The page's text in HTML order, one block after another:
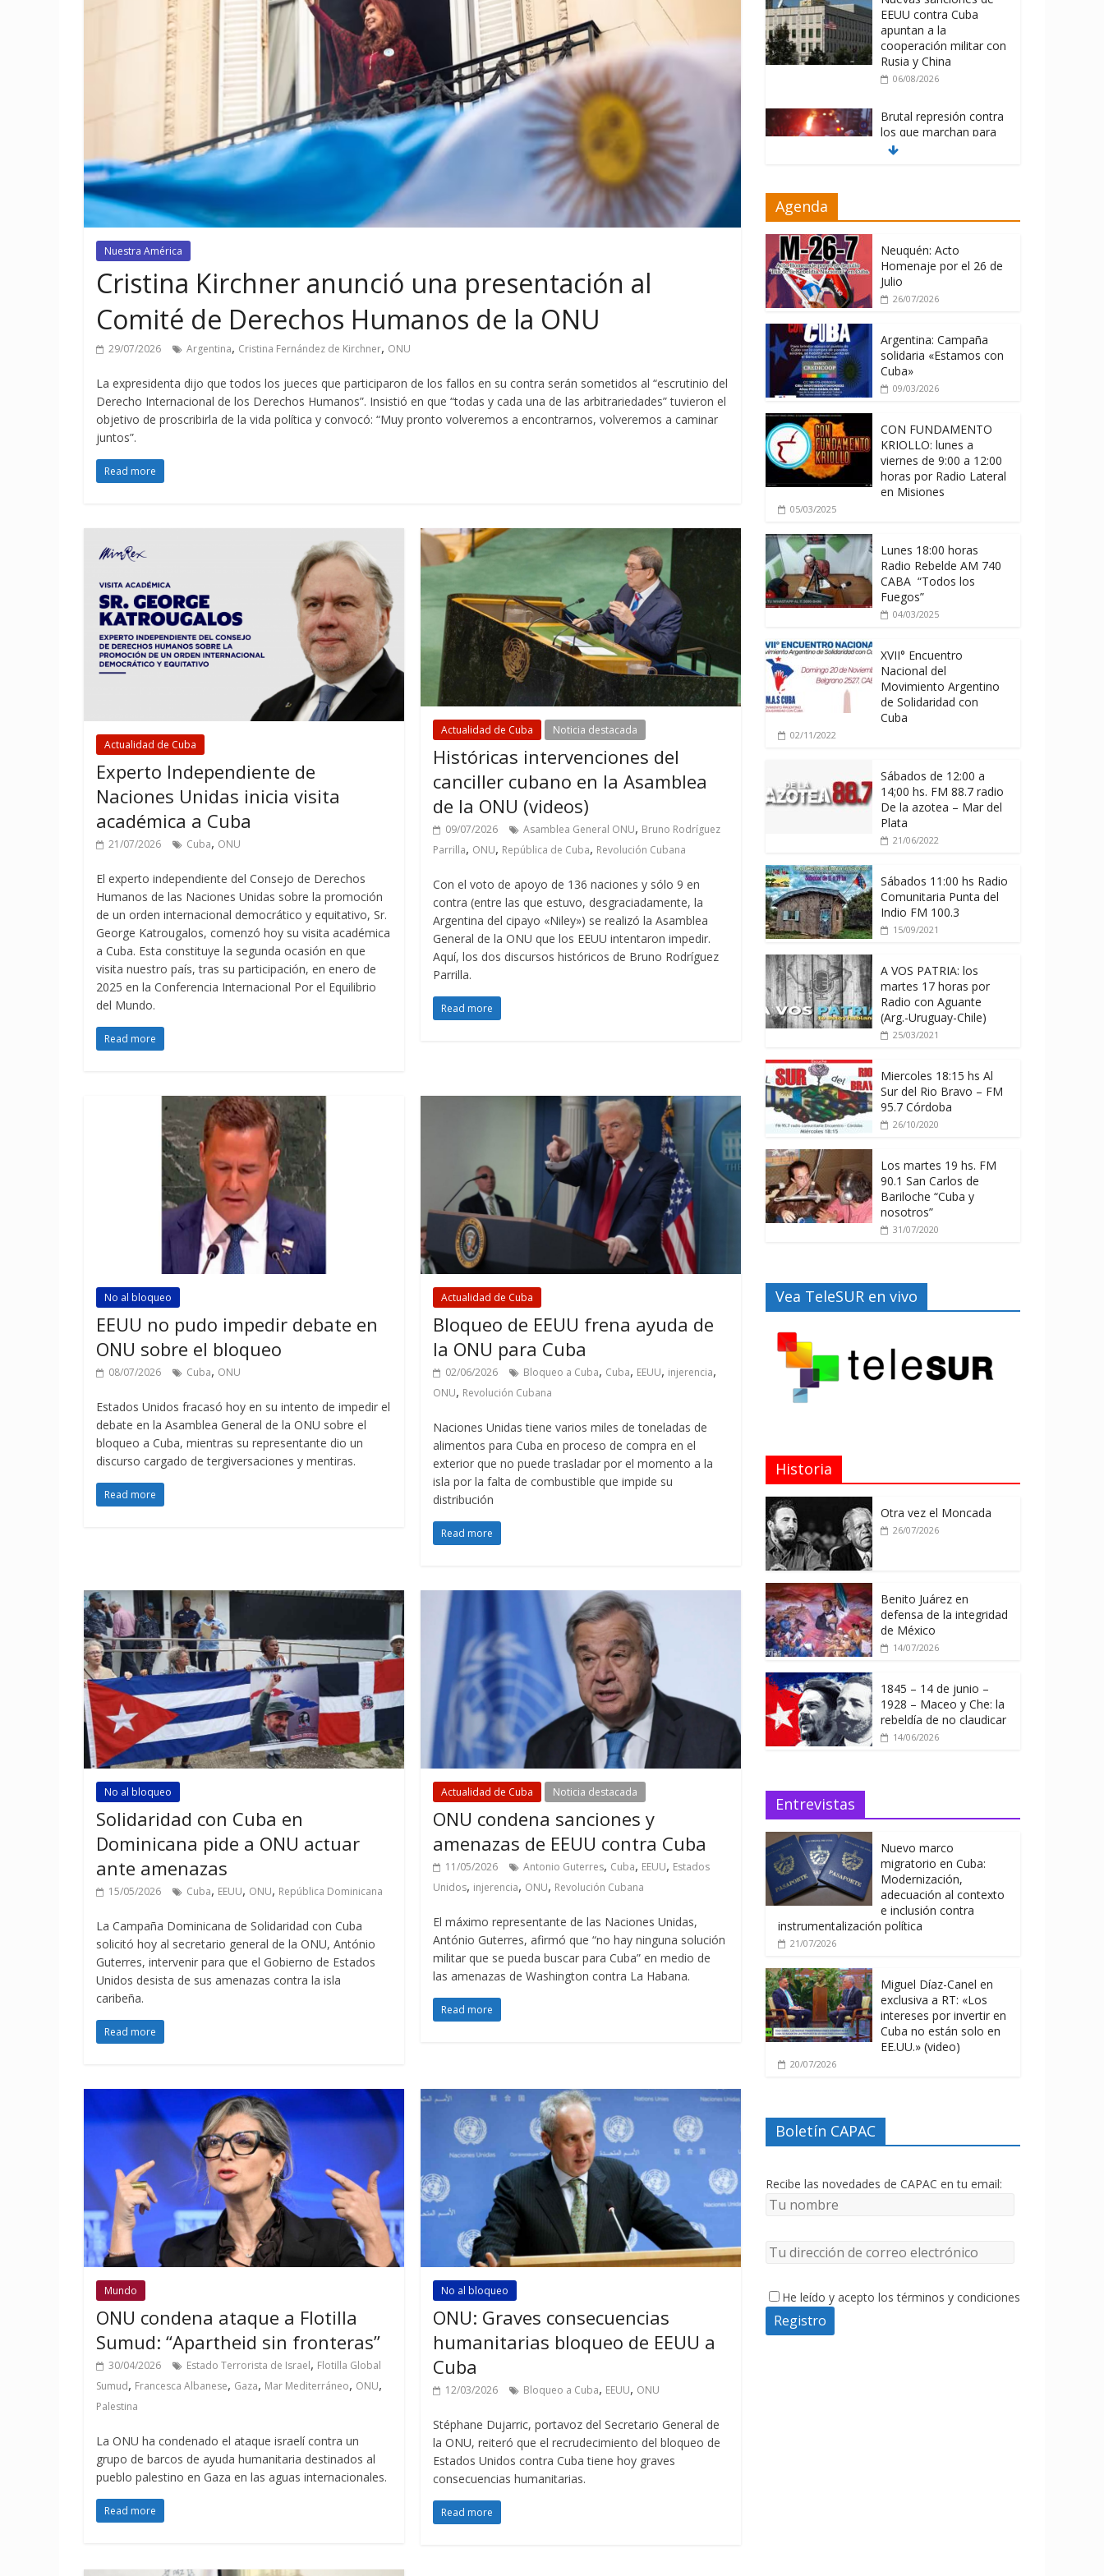
Nuestra América
Cristina Kirchner anunció una presentación al
Comité de Derechos Humanos de la ONU
29/07/2026 Argentina, Cristina Fernández de Kirchner, ONU
La expresidenta dijo que todos los jueces que participaron de los fallos en su contra serán sometidos al “escrutinio del
Derecho Internacional de los Derechos Humanos”. Insistió en que “todas y cada una de las arbitrariedades” tuvieron el
objetivo de proscribirla de la vida política y convocó: “Muy pronto volveremos a encontrarnos, volveremos a caminar
juntos”.
Read more
Actualidad de Cuba
Experto Independiente de
Naciones Unidas inicia visita
académica a Cuba
21/07/2026 Cuba, ONU
El experto independiente del Consejo de Derechos
Humanos de las Naciones Unidas sobre la promoción
de un orden internacional democrático y equitativo, Sr.
George Katrougalos, comenzó hoy su visita académica
a Cuba. Esta constituye la segunda ocasión en que
visita nuestro país, tras su participación, en enero de
2025 en la Conferencia Internacional Por el Equilibrio
del Mundo.
Read more
Actualidad de Cuba Noticia destacada
Históricas intervenciones del
canciller cubano en la Asamblea
de la ONU (videos)
09/07/2026 Asamblea General ONU, Bruno Rodríguez
Parrilla, ONU, República de Cuba, Revolución Cubana
Con el voto de apoyo de 136 naciones y sólo 9 en
contra (entre las que estuvo, desgraciadamente, la
Argentina del cipayo «Niley») se realizó la Asamblea
General de la ONU que los EEUU intentaron impedir.
Aquí, los dos discursos históricos de Bruno Rodríguez
Parrilla.
Read more
No al bloqueo
EEUU no pudo impedir debate en
ONU sobre el bloqueo
08/07/2026 Cuba, ONU
Estados Unidos fracasó hoy en su intento de impedir el
debate en la Asamblea General de la ONU sobre el
bloqueo a Cuba, mientras su representante dio un
discurso cargado de tergiversaciones y mentiras.
Read more
Actualidad de Cuba
Bloqueo de EEUU frena ayuda de
la ONU para Cuba
02/06/2026 Bloqueo a Cuba, Cuba, EEUU, injerencia,
ONU, Revolución Cubana
Naciones Unidas tiene varios miles de toneladas de
alimentos para Cuba en proceso de compra en el
exterior que no puede trasladar por el momento a la
isla por la falta de combustible que impide su
distribución
Read more
No al bloqueo
Solidaridad con Cuba en
Dominicana pide a ONU actuar
ante amenazas
15/05/2026 Cuba, EEUU, ONU, República Dominicana
La Campaña Dominicana de Solidaridad con Cuba
solicitó hoy al secretario general de la ONU, António
Guterres, intervenir para que el Gobierno de Estados
Unidos desista de sus amenazas contra la isla
caribeña.
Read more
Actualidad de Cuba Noticia destacada
ONU condena sanciones y
amenazas de EEUU contra Cuba
11/05/2026 Antonio Guterres, Cuba, EEUU, Estados
Unidos, injerencia, ONU, Revolución Cubana
El máximo representante de las Naciones Unidas,
António Guterres, afirmó que “no hay ninguna solución
militar que se pueda buscar para Cuba” en medio de
las amenazas de Washington contra La Habana.
Read more
Mundo
ONU condena ataque a Flotilla
Sumud: “Apartheid sin fronteras”
30/04/2026 Estado Terrorista de Israel, Flotilla Global
Sumud, Francesca Albanese, Gaza, Mar Mediterráneo, ONU,
Palestina
La ONU ha condenado el ataque israelí contra un
grupo de barcos de ayuda humanitaria destinados al
pueblo palestino en Gaza en las aguas internacionales.
Read more
No al bloqueo
ONU: Graves consecuencias
humanitarias bloqueo de EEUU a
Cuba
12/03/2026 Bloqueo a Cuba, EEUU, ONU
Stéphane Dujarric, portavoz del Secretario General de
la ONU, reiteró que el recrudecimiento del bloqueo de
Estados Unidos contra Cuba tiene hoy graves
consecuencias humanitarias.
Read more
EEUU contra Cuba
apuntan a la
cooperación militar con
Rusia y China
06/08/2026
Brutal represión contra
los que marchan para
que no se venda la
La ONU condena
contra Cuba
06/08/2026
Agenda
Neuquén: Acto
Homenaje por el 26 de
Julio
26/07/2026
Argentina: Campaña
solidaria «Estamos con
Cuba»
09/03/2026
CON FUNDAMENTO
KRIOLLO: lunes a
viernes de 9:00 a 12:00
horas por Radio Lateral
en Misiones
05/03/2025
Lunes 18:00 horas
Radio Rebelde AM 740
CABA “Todos los
Fuegos”
04/03/2025
XVII° Encuentro
Nacional del
Movimiento Argentino
de Solidaridad con
Cuba
02/11/2022
Sábados de 12:00 a
14;00 hs. FM 88.7 radio
De la azotea – Mar del
Plata
21/06/2022
Sábados 11:00 hs Radio
Comunitaria Punta del
Indio FM 100.3
15/09/2021
A VOS PATRIA: los
martes 17 horas por
Radio con Aguante
(Arg.-Uruguay-Chile)
25/03/2021
Miercoles 18:15 hs Al
Sur del Rio Bravo – FM
95.7 Córdoba
26/10/2020
Los martes 19 hs. FM
90.1 San Carlos de
Bariloche “Cuba y
nosotros”
31/07/2020
Vea TeleSUR en vivo
Historia
Otra vez el Moncada
26/07/2026
Benito Juárez en
defensa de la integridad
de México
14/07/2026
1845 – 14 de junio –
1928 – Maceo y Che: la
rebeldía de no claudicar
14/06/2026
Entrevistas
Nuevo marco
migratorio en Cuba:
Modernización,
adecuación al contexto
e inclusión contra
instrumentalización política
21/07/2026
Miguel Díaz-Canel en
exclusiva a RT: «Los
intereses por invertir en
Cuba no están solo en
EE.UU.» (video)
20/07/2026
Boletín CAPAC
Recibe las novedades de CAPAC en tu email:
He leído y acepto los términos y condiciones